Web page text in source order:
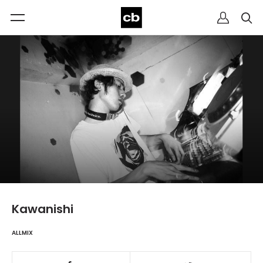
Kawanishi
ALLMIX